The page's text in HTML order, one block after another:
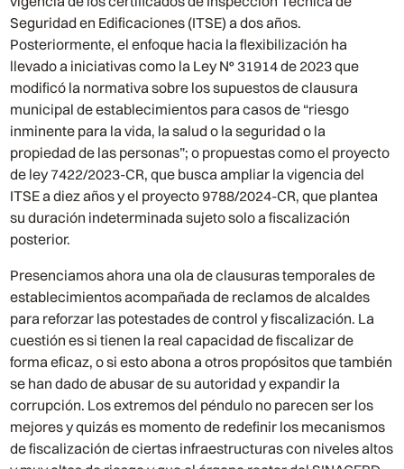
Seguridad en Edificaciones (ITSE) a dos años.
Posteriormente, el enfoque hacia la flexibilización ha
llevado a iniciativas como la Ley N° 31914 de 2023 que
modificó la normativa sobre los supuestos de clausura
municipal de establecimientos para casos de “riesgo
inminente para la vida, la salud o la seguridad o la
propiedad de las personas”; o propuestas como el proyecto
de ley 7422/2023-CR, que busca ampliar la vigencia del
ITSE a diez años y el proyecto 9788/2024-CR, que plantea
su duración indeterminada sujeto solo a fiscalización
posterior.
Presenciamos ahora una ola de clausuras temporales de
establecimientos acompañada de reclamos de alcaldes
para reforzar las potestades de control y fiscalización. La
cuestión es si tienen la real capacidad de fiscalizar de
forma eficaz, o si esto abona a otros propósitos que también
se han dado de abusar de su autoridad y expandir la
corrupción. Los extremos del péndulo no parecen ser los
mejores y quizás es momento de redefinir los mecanismos
de fiscalización de ciertas infraestructuras con niveles altos